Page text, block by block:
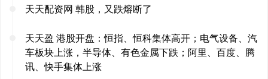
天天配资网 韩股，又跌熔断了
天天盈 港股开盘：恒指、恒科集体高开；电气设备、汽
车板块上涨，半导体、有色金属下跌；阿里、百度、腾
讯、快手集体上涨